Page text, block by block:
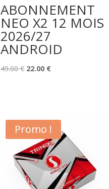
ABONNEMENT
NEO X2 12 MOIS
2026/27
ANDROID
49.00€ Le
49.00 €.
22.00 €Le
22.00 €.
Promo !